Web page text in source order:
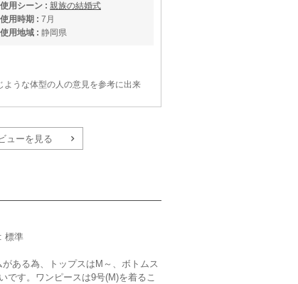
使用シーン : 親族の結婚式
使用時期 : 7月
使用地域 : 静岡県
ような体型の人の意見を参考に出来
【A09710 】を使用
ューを見る
標準
ある為、トップスはM～、ボトムス
です。ワンピースは9号(M)を着るこ